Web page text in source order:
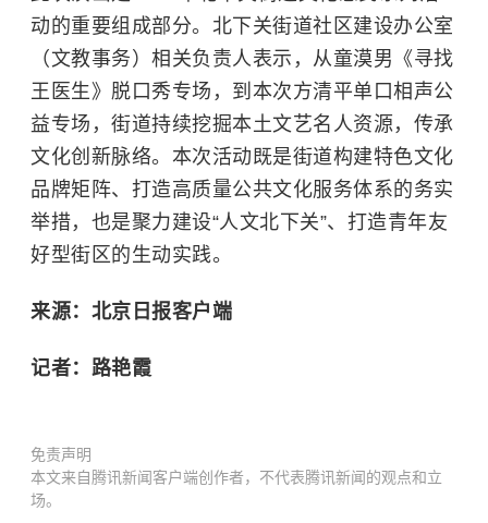
动的重要组成部分。北下关街道社区建设办公室
（文教事务）相关负责人表示，从童漠男 《寻找
王医生》脱口秀专场，到本次方清平单口相声公
益专场，街道持续挖掘本土文艺名人资源，传承
文化创新脉络。本次活动既是街道构建特色文化
品牌矩阵、打造高质量公共文化服务体系的务实
举措，也是聚力建设“人文北下关”、打造青年友
好型街区的生动实践。
来源：北京日报客户端
记者：路艳霞
免责声明
本文来自腾讯新闻客户端创作者，不代表腾讯新闻的观点和立
场。